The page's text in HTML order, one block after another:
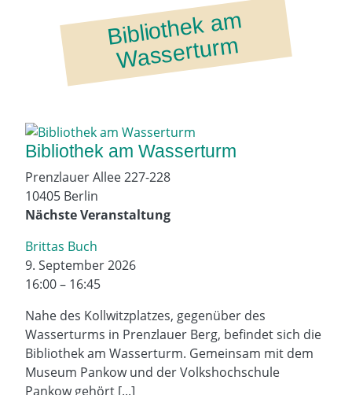
Bi
bli
ot
h
ek
a
m
W
ass
ert
ur
m
Bibliothek am Wasserturm
Prenzlauer Allee 227-228
10405 Berlin
Nächste Veranstaltung
Brittas Buch
9. September 2026
16:00 – 16:45
Nahe des Kollwitzplatzes, gegenüber des
Wasserturms in Prenzlauer Berg, befindet sich die
Bibliothek am Wasserturm. Gemeinsam mit dem
Museum Pankow und der Volkshochschule
Pankow gehört [...]